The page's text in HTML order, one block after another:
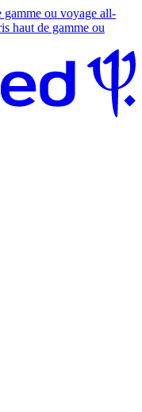
ou voyage all-
haut de gamme ou